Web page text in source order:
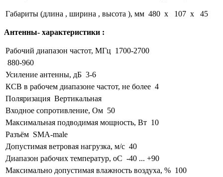
Габариты (длина , ширина , высота ), мм 480 x 107 x 45
Антенны- характеристики :
Рабочий диапазон частот, МГц 1700-2700
880-960
Усиление антенны, дБ 3-6
КСВ в рабочем диапазоне частот, не более 4
Поляризация Вертикальная
Входное сопротивление, Ом 50
Максимальная подводимая мощность, Вт 10
Разъём SMA-male
Допустимая ветровая нагрузка, м/с 40
Диапазон рабочих температур, оС -40 ... +90
Максимально допустимая влажность воздуха, % 100